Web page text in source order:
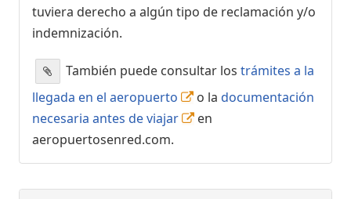
tuviera derecho a algún tipo de reclamación y/o
indemnización.
También puede consultar los trámites a la
llegada en el aeropuerto
o la documentación
necesaria antes de viajar
en
aeropuertosenred.com.